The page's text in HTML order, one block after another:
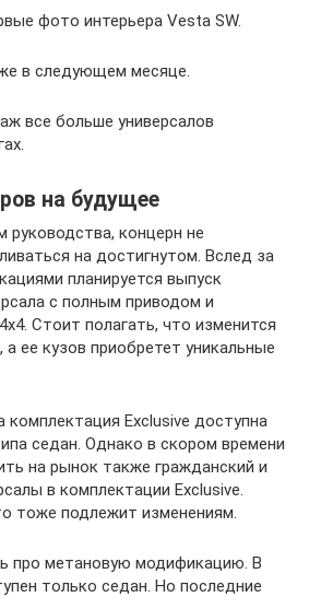
фото интерьера Vesta SW.
в следующем месяце.
все больше универсалов
на будущее
руководства, концерн не
на достигнутом. Вслед за
планируется выпуск
с полным приводом и
Стоит полагать, что изменится
ее кузов приобретет уникальные
комплектация Exclusive доступна
седан. Однако в скором времени
на рынок также гражданский и
в комплектации Exclusive.
тоже подлежит изменениям.
про метановую модификацию. В
только седан. Но последние